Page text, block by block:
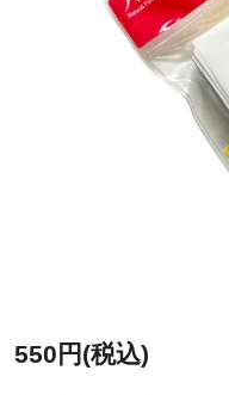
550円(税込)